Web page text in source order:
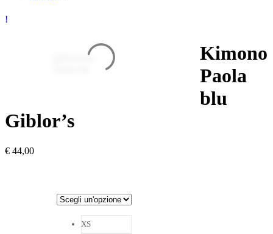
Kimono
Paola
blu
Giblor’s
€ 44,00
XS